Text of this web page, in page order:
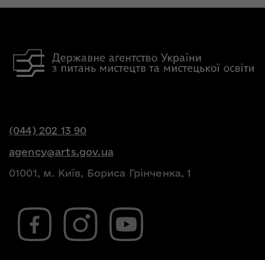
(044) 202 13 90
agency@arts.gov.ua
01001, м. Київ, Бориса Грінченка, 1